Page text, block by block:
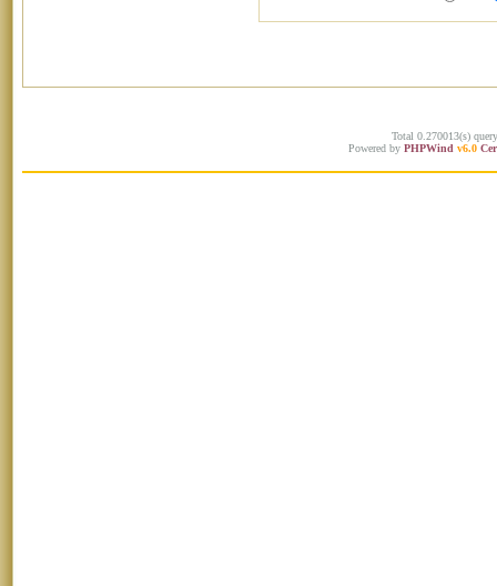
Total 0.270013(s)
Powered by PHPWind v6.0